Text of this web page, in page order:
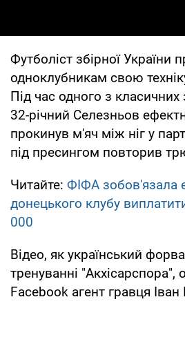
Футболіст збірної України
одноклубникам свою
Під час одного з класичних
32-річний Селезньов
прокинув м'яч між ніг у
під пресингом повторив
Читайте: ФІФА зобов'язала
донецького клубу
000
Відео, як український
тренуванні "Акхісарспора",
Facebook агент гравця